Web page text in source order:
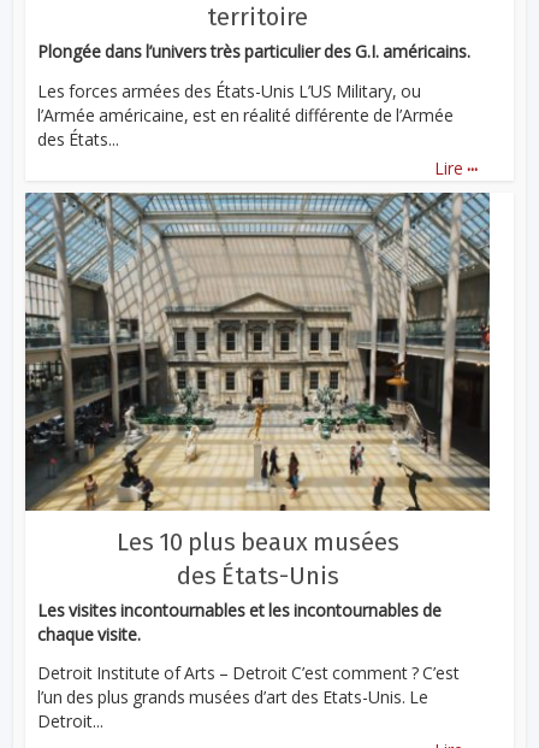
territoire
Plongée dans l’univers très particulier des G.I. américains.
Les forces armées des États-Unis L’US Military, ou
l’Armée américaine, est en réalité différente de l’Armée
des États...
Lire ...
Les 10 plus beaux musées
des États-Unis
Les visites incontournables et les incontournables de
chaque visite.
Detroit Institute of Arts – Detroit C’est comment ? C’est
l’un des plus grands musées d’art des Etats-Unis. Le
Detroit...